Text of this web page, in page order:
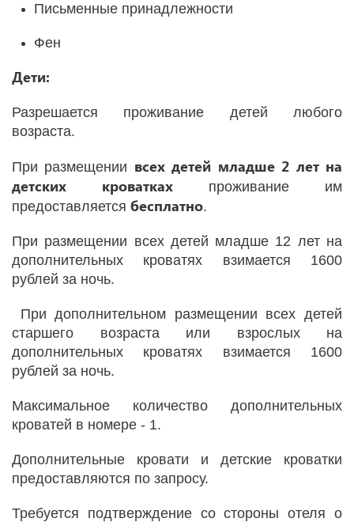
Письменные принадлежности
Фен
Дети:
Разрешается проживание детей любого
возраста.
При размещении всех детей младше 2 лет на
детских кроватках проживание им
предоставляется бесплатно.
При размещении всех детей младше 12 лет на
дополнительных кроватях взимается 1600
рублей за ночь.
При дополнительном размещении всех детей
старшего возраста или взрослых на
дополнительных кроватях взимается 1600
рублей за ночь.
Максимальное количество дополнительных
кроватей в номере - 1.
Дополнительные кровати и детские кроватки
предоставляются по запросу.
Требуется подтверждение со стороны отеля о